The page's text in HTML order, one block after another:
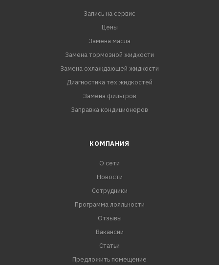
Запись на сервис
Цены
Замена масла
Замена тормозной жидкости
Замена охлаждающей жидкости
Диагностика тех.жидкостей
Замена фильтров
Заправка кондиционеров
КОМПАНИЯ
О сети
Новости
Сотрудники
Программа лояльности
Отзывы
Вакансии
Статьи
Предложить помещение